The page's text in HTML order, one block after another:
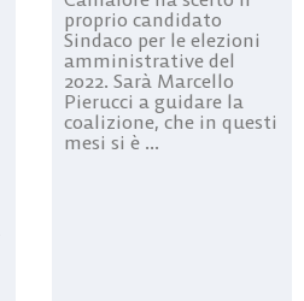
proprio candidato
Sindaco per le elezioni
amministrative del
2022. Sarà Marcello
Pierucci a guidare la
coalizione, che in questi
mesi si è ...